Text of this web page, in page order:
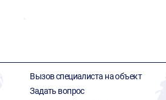
Вызов специалиста на объект
Задать вопрос